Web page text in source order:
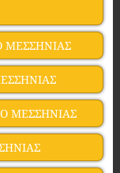
ΜΕΣΣΗΝΙΑΣ
ΜΕΣΣΗΝΙΑΣ